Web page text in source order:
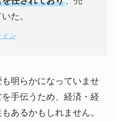
た。
イン
明らかになっていませ
手伝うため、経済・経
あるかもしれません。